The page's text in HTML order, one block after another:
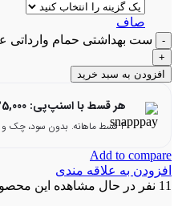
صاف
ست بهداشتی حمام وارداتی
افزودن به سبد خرید
هر قسط با اسنپ‌پی:
۴ قسط ماهانه. بدون سود، چک و ضامن.
Add to compare
افزودن به علاقه مندی
11 نفر در حال مشاهده این